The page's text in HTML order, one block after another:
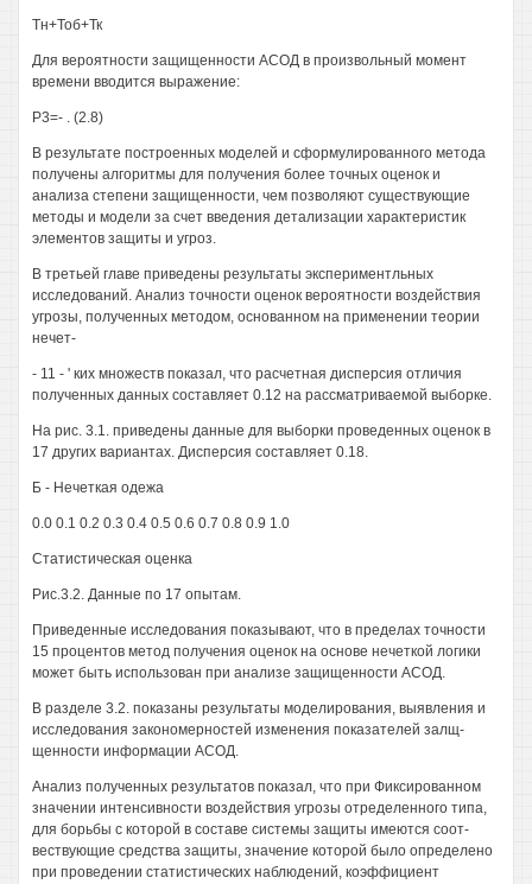
Тн+Тоб+Тк
Для вероятности защищенности АСОД в произвольный момент
времени вводится выражение:
Р3=- . (2.8)
В результате построенных моделей и сформулированного метода
получены алгоритмы для получения более точных оценок и
анализа степени защищенности, чем позволяют существующие
методы и модели за счет введения детализации характеристик
элементов защиты и угроз.
В третьей главе приведены результаты экспериментльных
исследований. Анализ точности оценок вероятности воздействия
угрозы, полученных методом, основанном на применении теории
нечет-
- 11 - ' ких множеств показал, что расчетная дисперсия отличия
полученных данных составляет 0.12 на рассматриваемой выборке.
На рис. 3.1. приведены данные для выборки проведенных оценок в
17 других вариантах. Дисперсия составляет 0.18.
Б - Нечеткая одежа
0.0 0.1 0.2 0.3 0.4 0.5 0.6 0.7 0.8 0.9 1.0
Статистическая оценка
Рис.3.2. Данные по 17 опытам.
Приведенные исследования показывают, что в пределах точности
15 процентов метод получения оценок на основе нечеткой логики
может быть использован при анализе защищенности АСОД.
В разделе 3.2. показаны результаты моделирования, выявления и
исследования закономерностей изменения показателей залщ-
щенности информации АСОД.
Анализ полученных результатов показал, что при Фиксированном
значении интенсивности воздействия угрозы отределенного типа,
для борьбы с которой в составе системы защиты имеются соот-
вествующие средства защиты, значение которой было определено
при проведении статистических наблюдений, коэффициент